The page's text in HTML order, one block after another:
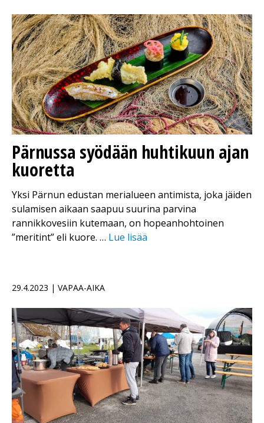
Pärnussa syödään huhtikuun ajan
kuoretta
Yksi Pärnun edustan merialueen antimista, joka jäiden
sulamisen aikaan saapuu suurina parvina
rannikkovesiin kutemaan, on hopeanhohtoinen
”meritint” eli kuore. … Lue lisää
29.4.2023 | VAPAA-AIKA